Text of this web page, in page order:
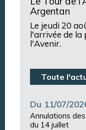
Argentan
Le jeudi 20
l'arrivée de la
l'Avenir.
Toute
Du 11/07/
Annulations
du 14 juillet